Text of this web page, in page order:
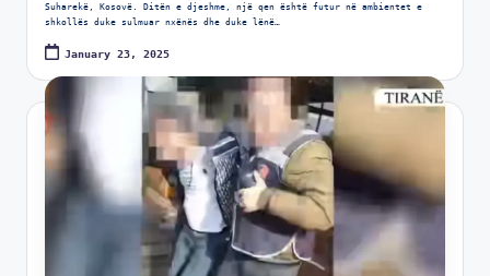
Suharekë, Kosovë. Ditën e djeshme, një qen është futur në ambientet e
shkollës duke sulmuar nxënës dhe duke lënë…
January 23, 2025